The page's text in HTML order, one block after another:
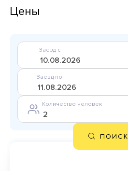
Цены
Заезд с
Заезд по
Количество человек
ПОИСК